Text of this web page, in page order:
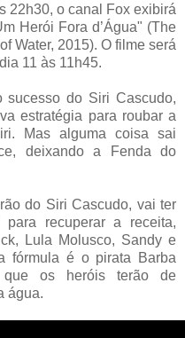
22h30, o canal Fox exibirá
Herói Fora d’Água" (The
Water, 2015). O filme será
11 às 11h45.
sucesso do Siri Cascudo,
estratégia para roubar a
Mas alguma coisa sai
deixando a Fenda do
do Siri Cascudo, vai ter
recuperar a receita,
Lula Molusco, Sandy e
fórmula é o pirata Barba
que os heróis terão de
água.